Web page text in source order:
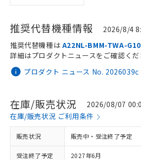
推奨代替機種情報 2026/8/4
プロダクト ニュース No. 2026039c
推奨代替機種は A22NL-BMM-TWA-
詳細はプロダクトニュースをご確認くだ
在庫/販売状況
2026/08/07
在庫/販売状況 ご利用条件
販売状況 販売中・受注終了予定
受注終了予定 2027年6月